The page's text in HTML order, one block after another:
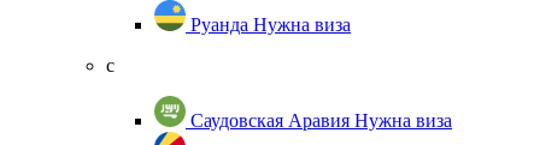
Руанда Нужна виза
с
Саудовская Аравия Нужна виза